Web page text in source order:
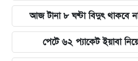
আজ টানা ৮ ঘণ্টা বিদুৎ থাকবে
পেটে ৬২ প্যাকেট ইয়াবা